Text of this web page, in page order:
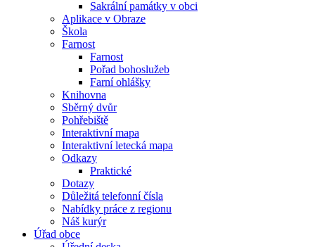
Sakrální památky v obci
Aplikace v Obraze
Škola
Farnost
Farnost
Pořad bohoslužeb
Farní ohlášky
Knihovna
Sběrný dvůr
Pohřebiště
Interaktivní mapa
Interaktivní letecká mapa
Odkazy
Praktické
Dotazy
Důležitá telefonní čísla
Nabídky práce z regionu
Náš kurýr
Úřad obce